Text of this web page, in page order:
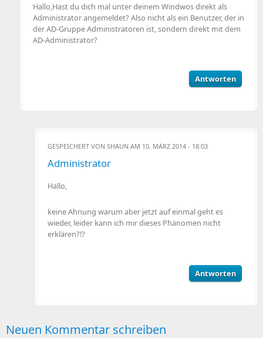
Hallo,Hast du dich mal unter deinem Windwos direkt als
Administrator angemeldet? Also nicht als ein Benutzer, der in
der AD-Gruppe Administratoren ist, sondern direkt mit dem
AD-Administrator?
Antworten
GESPEICHERT VON SHAUN AM 10. MÄRZ 2014 - 18:03
Administrator
Hallo,
keine Ahnung warum aber jetzt auf einmal geht es
wieder, leider kann ich mir dieses Phänomen nicht
erklären?!?
Antworten
Neuen Kommentar schreiben